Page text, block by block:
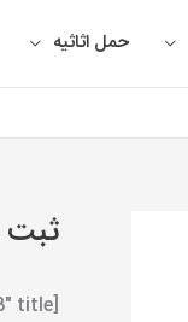
حمل اثاثیه
ثبت